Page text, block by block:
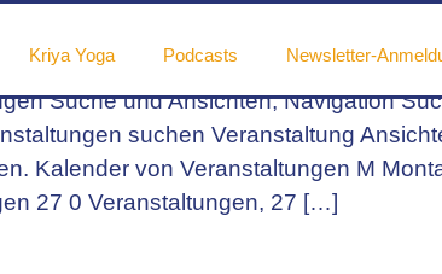
Kriya Yoga Podcasts Newsletter-
Suche und Ansichten, Navigation
suchen Veranstaltung
Kalender von Veranstaltungen M
27 0 Veranstaltungen, 27 […]